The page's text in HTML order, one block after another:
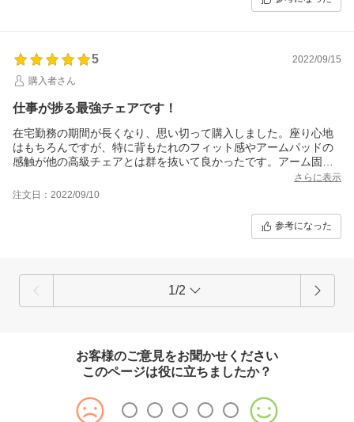
5
2022/09/15
購入者さん
仕事が捗る最強チェアです！
在宅勤務の期間が長くなり、思い切って購入しました。座り心地
はもちろんですが、特に背もたれのフィット感やアームパッドの
感触が他の高級チェアとは群を抜いて良かったです。アーム固定
さらに表示
注文日：2022/09/10
参考になった
1/2
お客様のご意見をお聞かせください
このページは役に立ちましたか？